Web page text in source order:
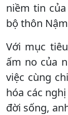
niềm tin
bộ thôn
Với mục
ấm no của
việc cùng
hóa các
đời sống,